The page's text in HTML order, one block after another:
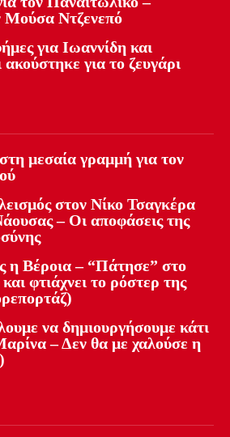
Μούσα Ντζενεπό
για Ιωαννίδη και
για το ζευγάρι
μεσαία γραμμή για τον
στον Νίκο Τσαγκέρα
– Οι αποφάσεις της
η Βέροια – “Πάτησε” στο
φτιάχνει το ρόστερ της
να δημιουργήσουμε κάτι
– Δεν θα με χαλούσε η